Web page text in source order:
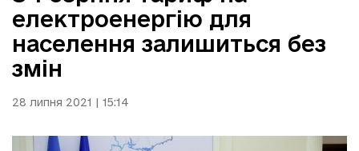
електроенергію для
населення залишиться без
змін
28 липня 2021 | 15:14